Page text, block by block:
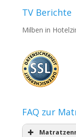
TV Berichte
Milben in
FAQ zur